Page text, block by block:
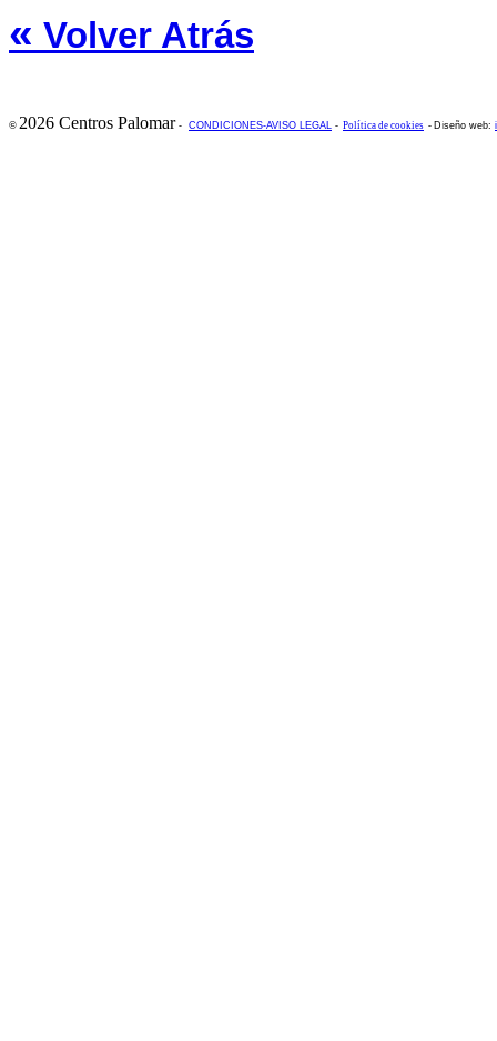
« Volver Atrás
© 2026 Centros Palomar- CONDICIONES-AVISO LEGAL - Política de cookies - Diseño web: